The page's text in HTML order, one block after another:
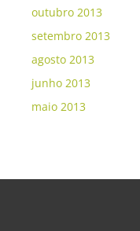
outubro 2013
setembro 2013
agosto 2013
junho 2013
maio 2013